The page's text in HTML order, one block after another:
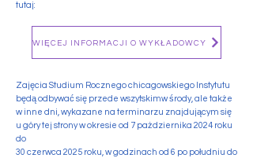
tutaj:
Zajęcia Studium Rocznego chicagowskiego Instytutu
będą odbywać się przede wszytskimw środy, ale także
w inne dni, wykazane na terminarzu znajdującym się
u góry tej strony w okresie od 7 pażdziernika 2024 roku
do
30 czerwca 2025 roku, w godzinach od 6 po południu do
WIĘCEJ INFORMACJI O WYKŁADOWCY